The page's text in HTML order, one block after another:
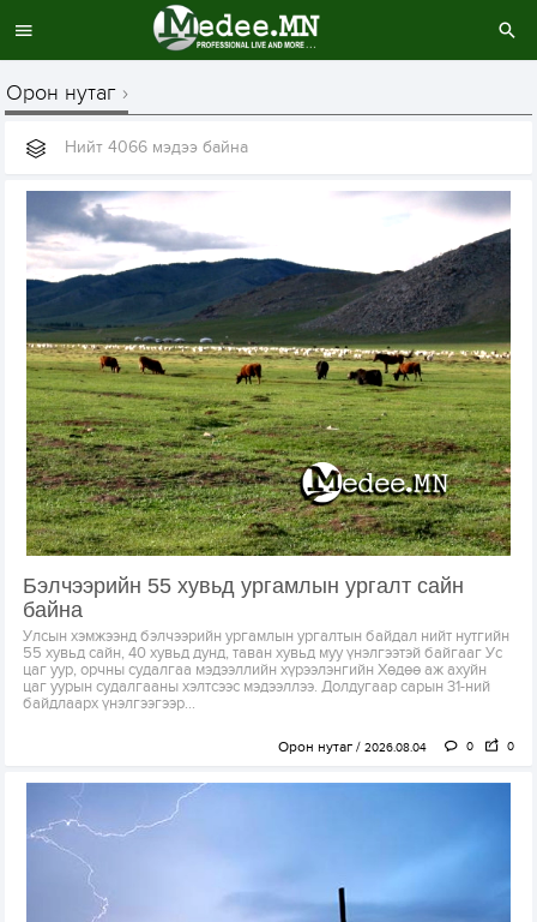
Орон нутаг
Нийт 4066 мэдээ байна
Бэлчээрийн 55 хувьд ургамлын ургалт сайн
байна
Улсын хэмжээнд бэлчээрийн ургамлын ургалтын байдал нийт нутгийн
55 хувьд сайн, 40 хувьд дунд, таван хувьд муу үнэлгээтэй байгааг Ус
цаг уур, орчны судалгаа мэдээллийн хүрээлэнгийн Хөдөө аж ахуйн
цаг уурын судалгааны хэлтсээс мэдээллээ. Долдугаар сарын 31-ний
байдлаарх үнэлгээгээр...
Орон нутаг 2026.08.04 0 0